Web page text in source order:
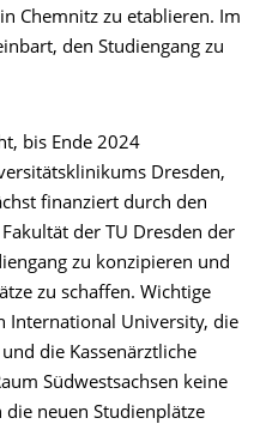
Chemnitz zu etablieren. Im
den Studiengang zu
bis Ende 2024
Dresden,
finanziert durch den
der TU Dresden der
zu konzipieren und
zu schaffen. Wichtige
International University, die
die Kassenärztliche
Südwestsachsen keine
neuen Studienplätze